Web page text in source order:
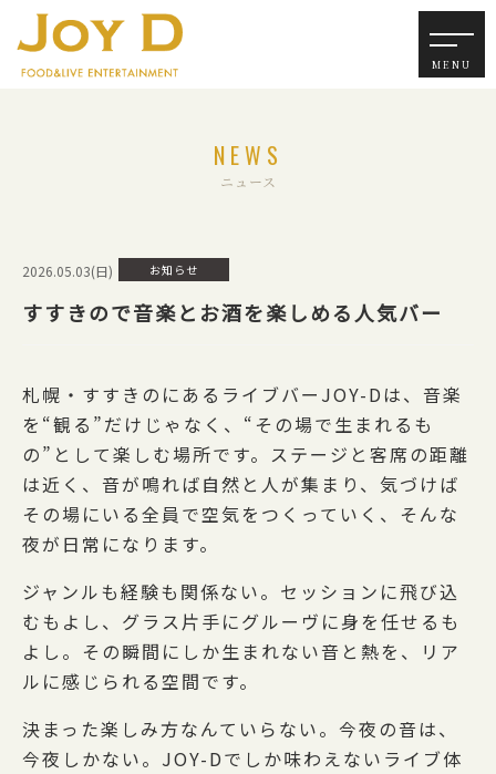
NEWS
ニュース
2026.05.03(日) お知らせ
すすきので音楽とお酒を楽しめる人気バー
札幌・すすきのにあるライブバーJOY-Dは、音楽
を“観る”だけじゃなく、“その場で生まれるも
の”として楽しむ場所です。ステージと客席の距離
は近く、音が鳴れば自然と人が集まり、気づけば
その場にいる全員で空気をつくっていく、そんな
夜が日常になります。
ジャンルも経験も関係ない。セッションに飛び込
むもよし、グラス片手にグルーヴに身を任せるも
よし。その瞬間にしか生まれない音と熱を、リア
ルに感じられる空間です。
決まった楽しみ方なんていらない。今夜の音は、
今夜しかない。JOY-Dでしか味わえないライブ体